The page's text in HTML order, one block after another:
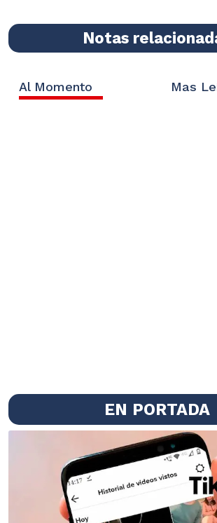
Notas
Al Momento Mas
EN PORTADA